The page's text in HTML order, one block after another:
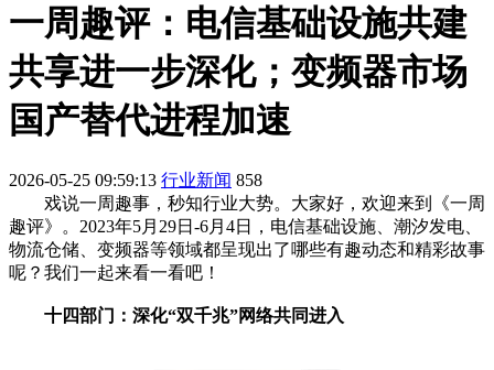
一周趣评：电信基础设施共建
共享进一步深化；变频器市场
国产替代进程加速
2026-05-25 09:59:13 行业新闻 858
戏说一周趣事，秒知行业大势。大家好，欢迎来到《一周
趣评》。2023年5月29日-6月4日，电信基础设施、潮汐发电、
物流仓储、变频器等领域都呈现出了哪些有趣动态和精彩故事
呢？我们一起来看一看吧！
十四部门：深化“双千兆”网络共同进入